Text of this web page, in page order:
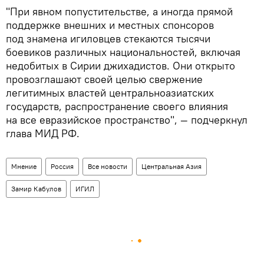
"При явном попустительстве, а иногда прямой
поддержке внешних и местных спонсоров
под знамена игиловцев стекаются тысячи
боевиков различных национальностей, включая
недобитых в Сирии джихадистов. Они открыто
провозглашают своей целью свержение
легитимных властей центральноазиатских
государств, распространение своего влияния
на все евразийское пространство", — подчеркнул
глава МИД РФ.
Мнение Россия Все новости Центральная Азия
Замир Кабулов ИГИЛ